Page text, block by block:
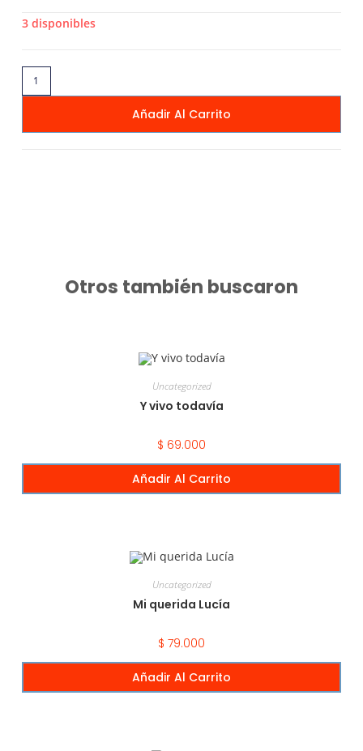
3 disponibles
Añadir Al Carrito
Otros también buscaron
Uncategorized
Y vivo todavía
$ 69.000
Añadir Al Carrito
Uncategorized
Mi querida Lucía
$ 79.000
Añadir Al Carrito